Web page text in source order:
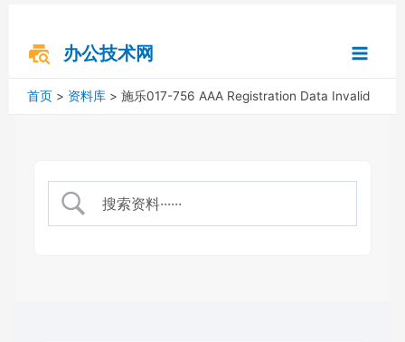
办公技术网
Menu
首页 资料库 施乐017-756 AAA Registration Data Invalid